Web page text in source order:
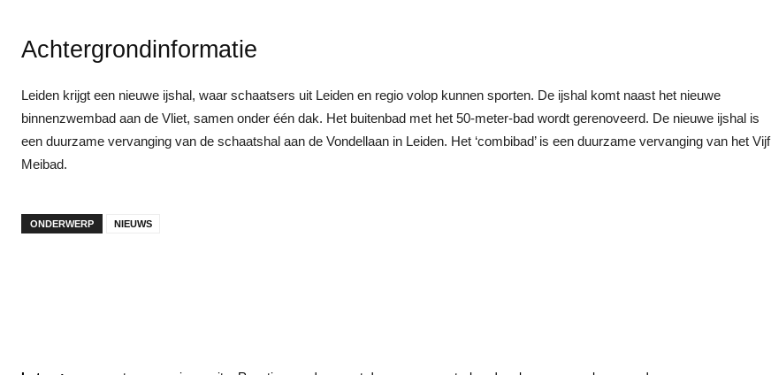
Achtergrondinformatie
Leiden krijgt een nieuwe ijshal, waar schaatsers uit Leiden en regio volop kunnen sporten. De ijshal komt naast het nieuwe
binnenzwembad aan de Vliet, samen onder één dak. Het buitenbad met het 50-meter-bad wordt gerenoveerd. De nieuwe ijshal is
een duurzame vervanging van de schaatshal aan de Vondellaan in Leiden. Het ‘combibad’ is een duurzame vervanging van het Vijf
Meibad.
ONDERWERP NIEUWS